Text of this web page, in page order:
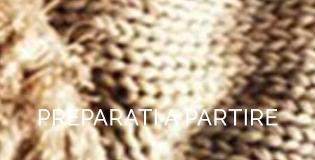
PREPARATI A PARTIRE